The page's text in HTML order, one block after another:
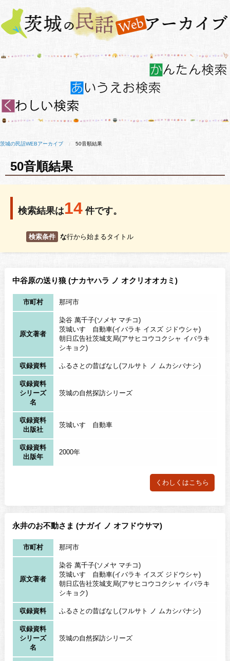
茨城の民話WEBアーカイブ 50音順結果
50音順結果
検索結果は14 件です。
検索条件 な行から始まるタイトル
中谷原の送り狼 (ナカヤハラ ノ オクリオオカミ)
市町村 那珂市
原文著者
染谷 萬千子(ソメヤ マチコ)
茨城いすゞ自動車(イバラキ イスズ ジドウシャ)
朝日広告社茨城支局(アサヒコウコクシャ イバラキ
シキョク)
収録資料 ふるさとの昔ばなし(フルサト ノ ムカシバナシ)
収録資料
シリーズ
名
茨城の自然探訪シリーズ
収録資料
出版社
茨城いすゞ自動車
収録資料
出版年
2000年
くわしくはこちら
永井のお不動さま (ナガイ ノ オフドウサマ)
市町村 那珂市
原文著者
染谷 萬千子(ソメヤ マチコ)
茨城いすゞ自動車(イバラキ イスズ ジドウシャ)
朝日広告社茨城支局(アサヒコウコクシャ イバラキ
シキョク)
収録資料 ふるさとの昔ばなし(フルサト ノ ムカシバナシ)
収録資料
シリーズ
名
茨城の自然探訪シリーズ